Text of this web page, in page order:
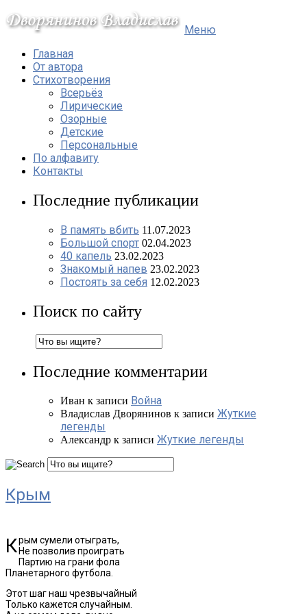
Меню
Главная
От автора
Стихотворения
Всерьёз
Лирические
Озорные
Детские
Персональные
По алфавиту
Контакты
Последние публикации
В память вбить 11.07.2023
Большой спорт 02.04.2023
40 капель 23.02.2023
Знакомый напев 23.02.2023
Постоять за себя 12.02.2023
Поиск по сайту
Последние комментарии
Иван к записи Война
Владислав Дворянинов к записи Жуткие
легенды
Александр к записи Жуткие легенды
Крым
Крым сумели отыграть,
Не позволив проиграть
Партию на грани фола
Планетарного футбола.
Этот шаг наш чрезвычайный
Только кажется случайным.